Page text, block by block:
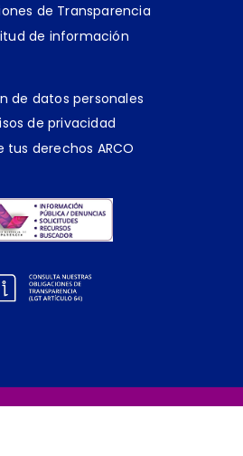
de Transparencia
de información
de datos personales
de privacidad
tus derechos ARCO